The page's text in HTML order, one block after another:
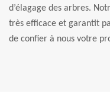
d’élagage des arbres.
très efficace et garantit
de confier à nous votre